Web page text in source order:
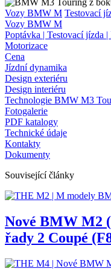
Vozy BMW M Testovací
Vozy BMW M
Poptávka | Testovací jízda
Motorizace
Cena
Jízdní dynamika
Design exteriéru
Design interiéru
Technologie BMW M3
Fotogalerie
PDF katalogy
Technické údaje
Kontakty
Dokumenty
Související články
Nové BMW M2
řady 2 Coupé